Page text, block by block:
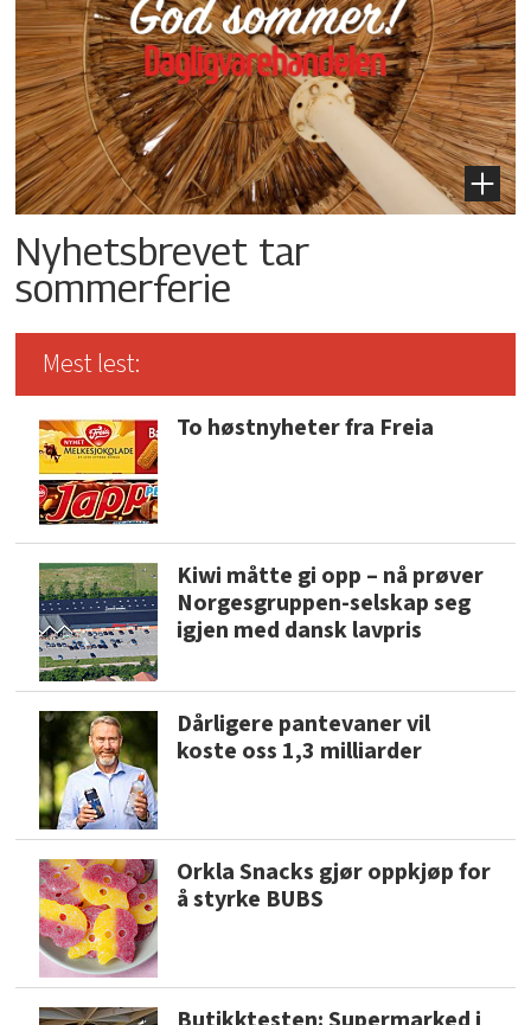
Nyhetsbrevet tar
sommerferie
Mest lest:
To høstnyheter fra Freia
Kiwi måtte gi opp – nå prøver
Norgesgruppen-selskap seg
igjen med dansk lavpris
Dårligere pantevaner vil
koste oss 1,3 milliarder
Orkla Snacks gjør oppkjøp for
å styrke BUBS